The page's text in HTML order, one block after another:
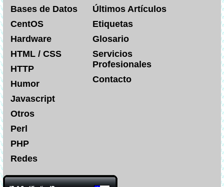
Bases de Datos
CentOS
Hardware
HTML / CSS
HTTP
Humor
Javascript
Otros
Perl
PHP
Redes
Últimos Artículos
Etiquetas
Glosario
Servicios
Profesionales
Contacto